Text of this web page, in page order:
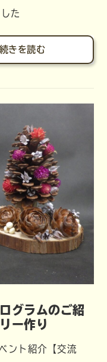
た
続きを読む
グラムのご紹
ー作り
ント紹介【交流